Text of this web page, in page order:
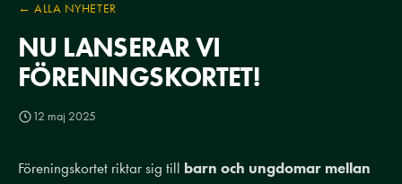
← ALLA NYHETER
NU LANSERAR VI
FÖRENINGSKORTET!
12 maj 2025
Föreningskortet riktar sig till barn och ungdomar mellan